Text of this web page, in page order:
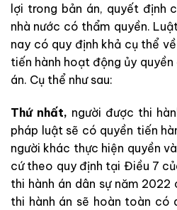
lợi trong bản án, quyết định
nhà nước có thẩm quyền.
nay có quy định khả cụ thể
tiến hành hoạt động ủy
án. Cụ thể như sau:
Thứ nhất, người được thi
pháp luật sẽ có quyền tiến
người khác thực hiện quyền
cứ theo quy định tại Điều 7
thi hành án dân sự năm 2022
thi hành án sẽ hoàn toàn có